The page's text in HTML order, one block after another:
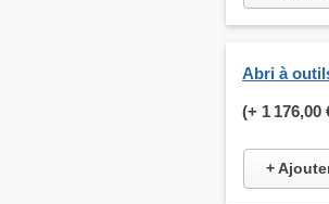
Abri à
(+ 1 176,00
+